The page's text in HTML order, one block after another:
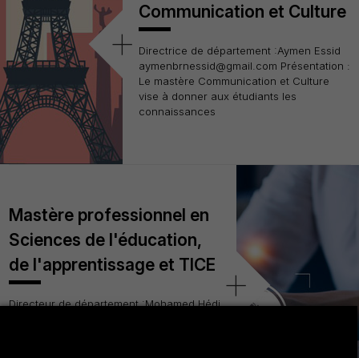
Communication et Culture
Directrice de département :Aymen Essid
aymenbrnessid@gmail.com Présentation :
Le mastère Communication et Culture
vise à donner aux étudiants les
connaissances
+
Mastère professionnel en
Sciences de l'éducation,
de l'apprentissage et TICE
Directeur de département :Mohamed Hédi +